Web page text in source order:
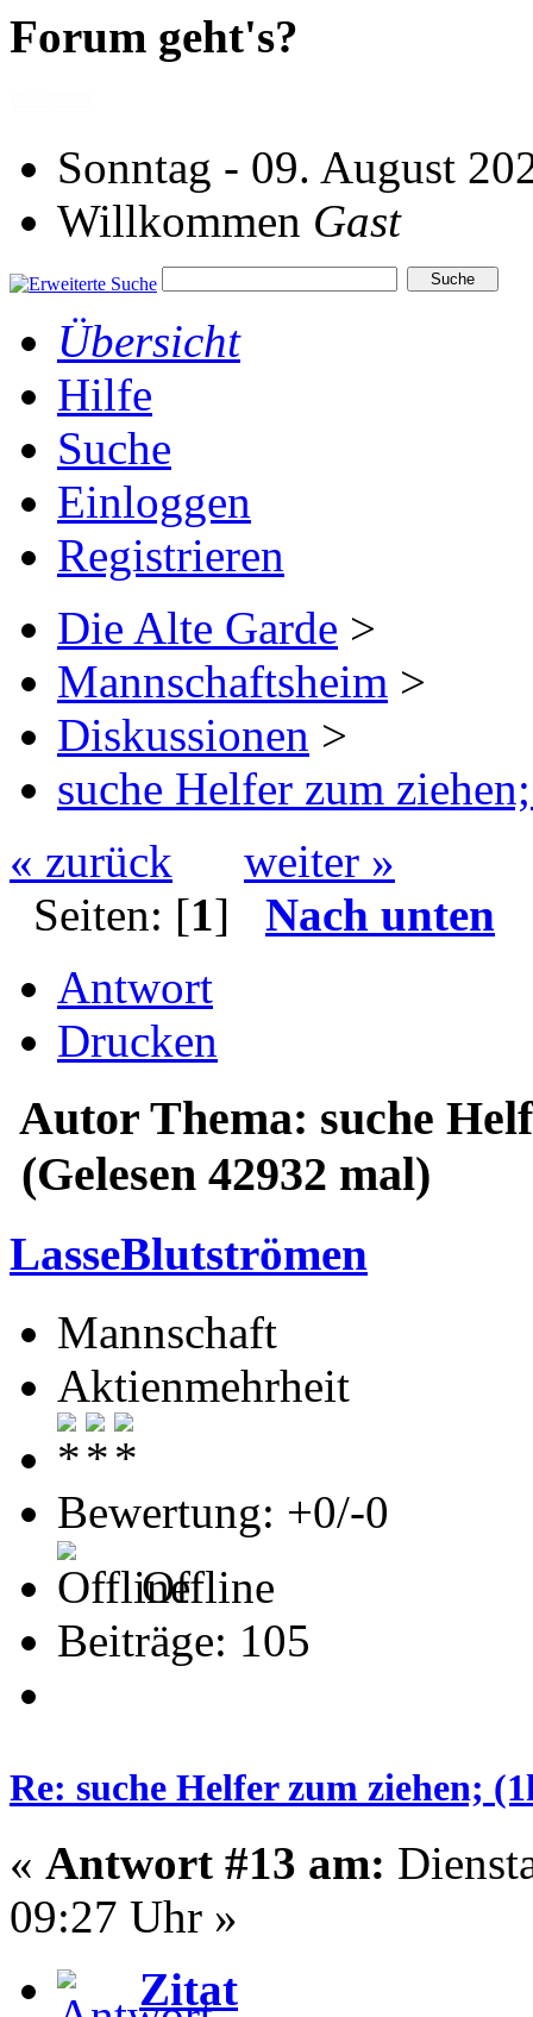
Forum geht's?
Sonntag - 09. August
Willkommen Gast
Übersicht
Hilfe
Suche
Einloggen
Registrieren
Die Alte Garde >
Mannschaftsheim >
Diskussionen >
suche Helfer zum
« zurück
weiter »
Seiten: [1] Nach unten
Antwort
Drucken
Autor Thema: suche
(Gelesen 42932 mal)
LasseBlutströmen
Mannschaft
Aktienmehrheit
Bewertung: +0/-0
Offline
Beiträge: 105
Re: suche Helfer zum ziehen;
« Antwort #13 am:
09:27 Uhr »
Zitat